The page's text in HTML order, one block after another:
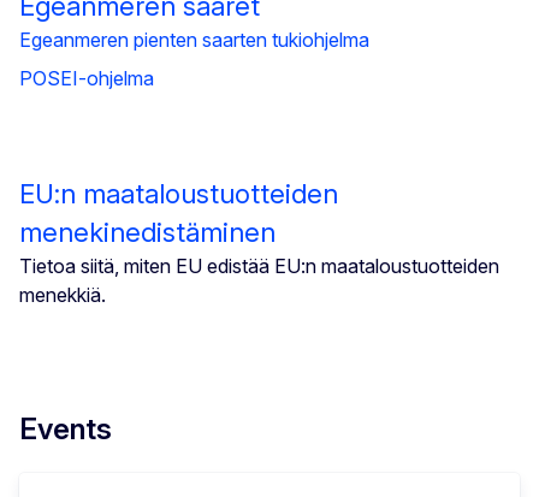
Egeanmeren pienten saarten tukiohjelma
POSEI-ohjelma
EU:n maataloustuotteiden
menekinedistäminen
Tietoa siitä, miten EU edistää EU:n maataloustuotteiden
menekkiä.
Events